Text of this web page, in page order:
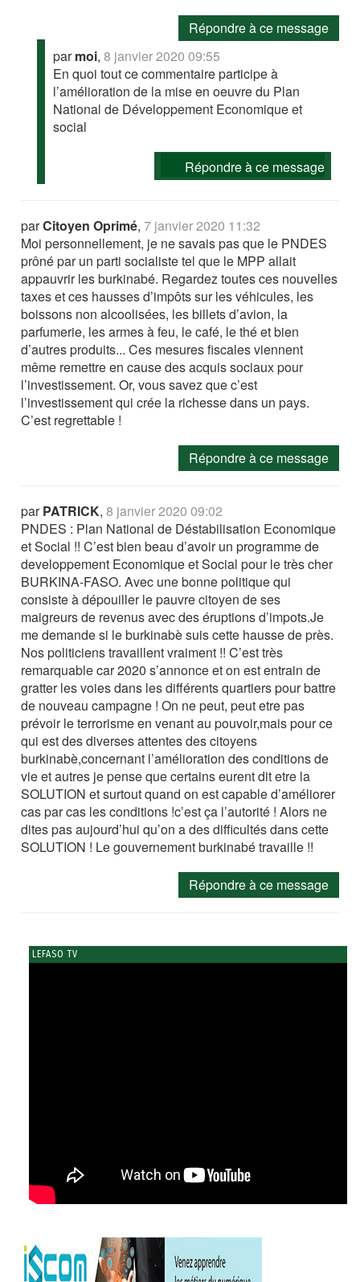
Répondre à ce message
parmoi,8 janvier 2020 09:55
En quoi tout ce commentaire participe à
l’amélioration de la mise en oeuvre du Plan
National de Développement Economique et
social
Répondre à ce message
parCitoyen Oprimé,7 janvier 2020 11:32
Moi personnellement, je ne savais pas que le PNDES
prôné par un parti socialiste tel que le MPP allait
appauvrir les burkinabé. Regardez toutes ces nouvelles
taxes et ces hausses d’impôts sur les véhicules, les
boissons non alcoolisées, les billets d’avion, la
parfumerie, les armes à feu, le café, le thé et bien
d’autres produits... Ces mesures fiscales viennent
même remettre en cause des acquis sociaux pour
l’investissement. Or, vous savez que c’est
l’investissement qui crée la richesse dans un pays.
C’est regrettable !
Répondre à ce message
parPATRICK,8 janvier 2020 09:02
PNDES : Plan National de Déstabilisation Economique
et Social !! C’est bien beau d’avoir un programme de
developpement Economique et Social pour le très cher
BURKINA-FASO. Avec une bonne politique qui
consiste à dépouiller le pauvre citoyen de ses
maigreurs de revenus avec des éruptions d’impots.Je
me demande si le burkinabè suis cette hausse de près.
Nos politiciens travaillent vraiment !! C’est très
remarquable car 2020 s’annonce et on est entrain de
gratter les voies dans les différents quartiers pour battre
de nouveau campagne ! On ne peut, peut etre pas
prévoir le terrorisme en venant au pouvoir,mais pour ce
qui est des diverses attentes des citoyens
burkinabè,concernant l’amélioration des conditions de
vie et autres je pense que certains eurent dit etre la
SOLUTION et surtout quand on est capable d’améliorer
cas par cas les conditions !c’est ça l’autorité ! Alors ne
dites pas aujourd’hui qu’on a des difficultés dans cette
SOLUTION ! Le gouvernement burkinabé travaille !!
Répondre à ce message
LEFASO TV